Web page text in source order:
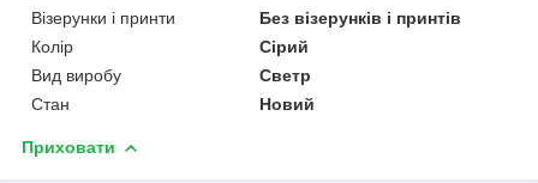
Візерунки і принти
Без візерунків і принтів
Колір
Сірий
Вид виробу
Светр
Стан
Новий
Приховати